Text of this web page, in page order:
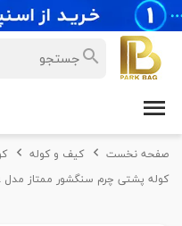
صفحه نخست کیف و کوله
کوله پشتی چرم سنگشور ممتاز مدل Rivana